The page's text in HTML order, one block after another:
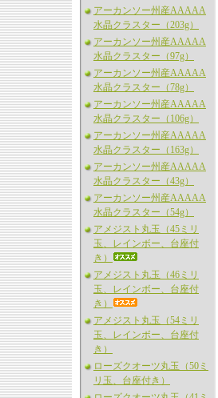
アーカンソー州産AAAAA
水晶クラスター（203g）
アーカンソー州産AAAAA
水晶クラスター（97g）
アーカンソー州産AAAAA
水晶クラスター（78g）
アーカンソー州産AAAAA
水晶クラスター（106g）
アーカンソー州産AAAAA
水晶クラスター（163g）
アーカンソー州産AAAAA
水晶クラスター（43g）
アーカンソー州産AAAAA
水晶クラスター（54g）
アメジスト丸玉（45ミリ
玉、レインボー、台座付
き）
アメジスト丸玉（46ミリ
玉、レインボー、台座付
き）
アメジスト丸玉（54ミリ
玉、レインボー、台座付
き）
ローズクオーツ丸玉（50ミ
リ玉、台座付き）